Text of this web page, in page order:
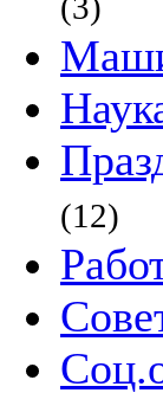
(12)